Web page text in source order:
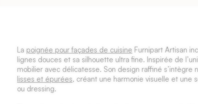
La poignée pour façades de cuisine Furnipart Artisan
lignes douces et sa silhouette ultra fine. Inspirée de
mobilier avec délicatesse. Son design raffiné s’intègre
lisses et épurées, créant une harmonie visuelle et une
ou dressing.